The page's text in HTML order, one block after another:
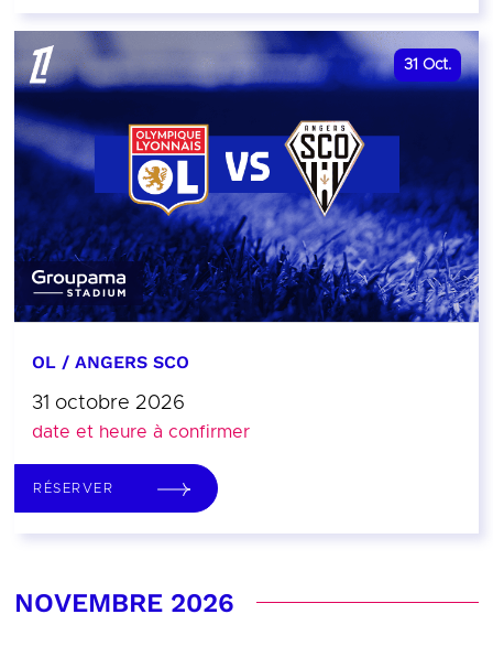
31 Oct.
OL / ANGERS SCO
31 octobre 2026
date et heure à confirmer
RÉSERVER
NOVEMBRE 2026